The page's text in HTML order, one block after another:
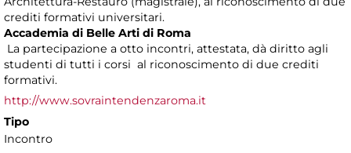
crediti formativi universitari.
Accademia di Belle Arti di Roma
La partecipazione a otto incontri, attestata, dà diritto agli
studenti di tutti i corsi al riconoscimento di due crediti
formativi.
http://www.sovraintendenzaroma.it
Tipo
Incontro